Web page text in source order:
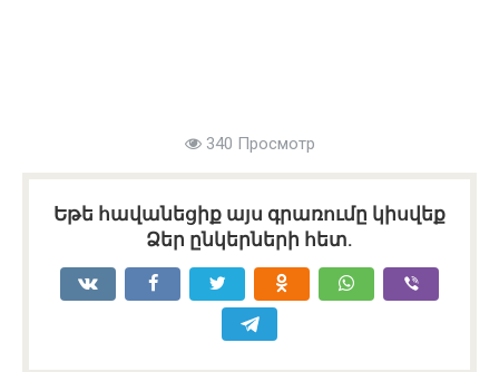
340 Просмотр
Եթե հավանեցիք այս գրառումը կիսվեք
Ձեր ընկերների հետ.